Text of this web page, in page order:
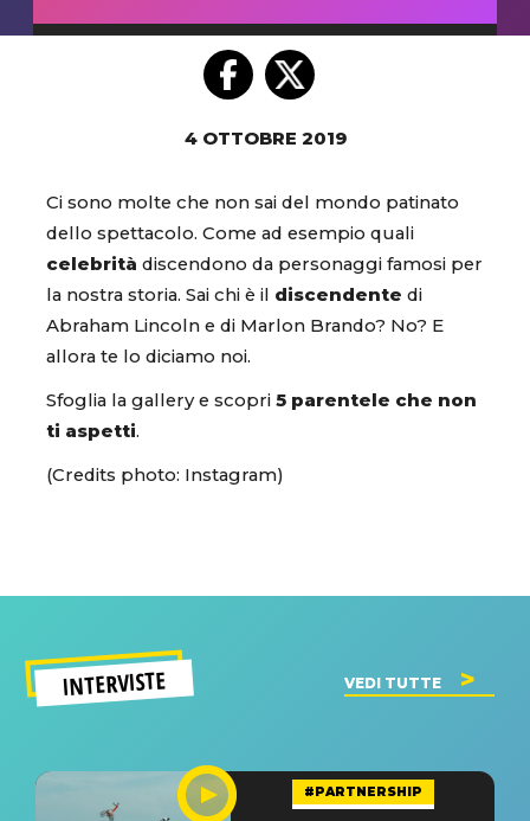
4 OTTOBRE 2019
Ci sono molte che non sai del mondo patinato
dello spettacolo. Come ad esempio quali
celebrità discendono da personaggi famosi per
la nostra storia. Sai chi è il discendente di
Abraham Lincoln e di Marlon Brando? No? E
allora te lo diciamo noi.
Sfoglia la gallery e scopri 5 parentele che non
ti aspetti.
(Credits photo: Instagram)
INTERVISTE VEDI TUTTE
#PARTNERSHIP